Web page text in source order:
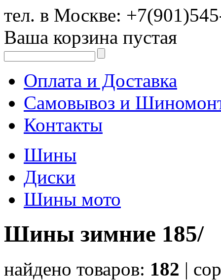
тел. в Москве:
Ваша корзина пустая
Оплата и Доставка
Самовывоз и
Контакты
Шины
Диски
Шины мото
Шины зимние 185/
найдено товаров: 182 |